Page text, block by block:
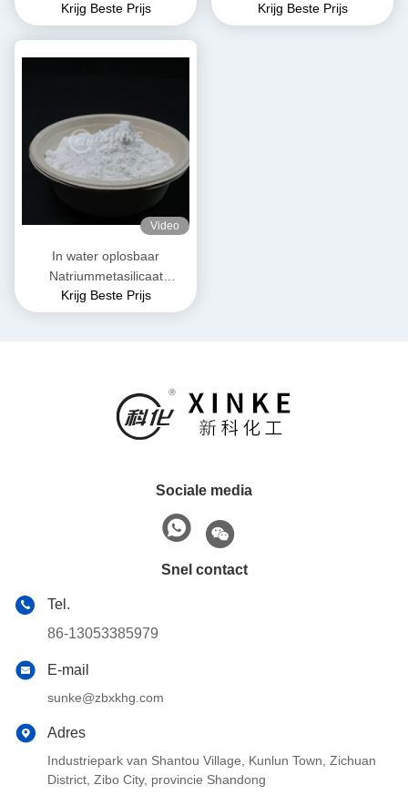
13517-24-3
Krijg Beste Prijs
wateroplosbaarheid Losbaar
en 54% kristalwater
Krijg Beste Prijs
Video
In water oplosbaar
Natriummetasilicaat
Nonhydraat Wit en vrij
stromend Granulaat Poeder
Krijg Beste Prijs
Sociale media
Snel contact
Tel.
86-13053385979
E-mail
sunke@zbxkhg.com
Adres
Industriepark van Shantou Village, Kunlun Town, Zichuan
District, Zibo City, provincie Shandong